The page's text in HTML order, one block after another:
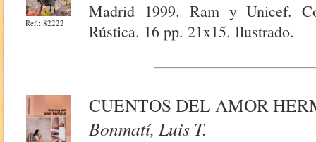
Ref.: 82222
Madrid 1999. Ram y Unicef.
Rústica. 16 pp. 21x15. Ilustrado.
CUENTOS DEL AMOR
Bonmatí, Luis T.